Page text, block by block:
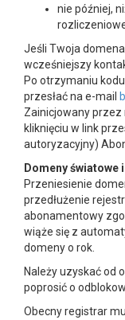
nie później,
Jeśli Twoja
wcześniejszy
Po otrzymaniu
przesłać na e-mail
Zainicjowany
kliknięciu w link
autoryzacyjny)
Domeny światowe
Przeniesienie
przedłużenie
abonamentowy
wiąże się z
domeny o rok.
Należy uzyskać od
poprosić o
Obecny registrar